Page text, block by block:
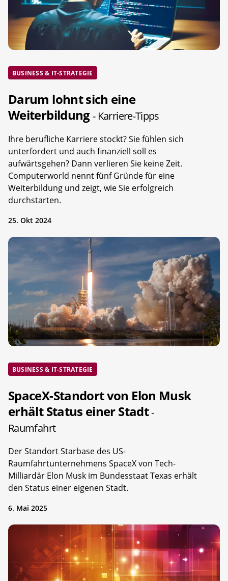
BUSINESS & IT-STRATEGIE
Darum lohnt sich eine
Weiterbildung- Karriere-Tipps
Ihre berufliche Karriere stockt? Sie fühlen sich
unterfordert und auch finanziell soll es
aufwärtsgehen? Dann verlieren Sie keine Zeit.
Computerworld nennt fünf Gründe für eine
Weiterbildung und zeigt, wie Sie erfolgreich
durchstarten.
25. Okt 2024
BUSINESS & IT-STRATEGIE
SpaceX-Standort von Elon Musk
erhält Status einer Stadt-
Raumfahrt
Der Standort Starbase des US-
Raumfahrtunternehmens SpaceX von Tech-
Milliardär Elon Musk im Bundesstaat Texas erhält
den Status einer eigenen Stadt.
6. Mai 2025